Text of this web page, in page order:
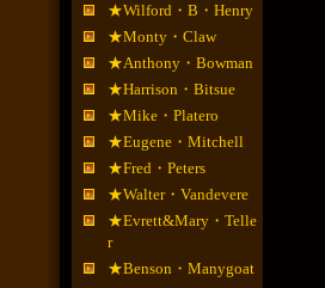
★Wilford・B・Henry
★Monty・Claw
★Anthony・Bowman
★Harrison・Bitsue
★Mike・Platero
★Eugene・Mitchell
★Fred・Peters
★Walter・Vandevere
★Evrett&Mary・Telle
r
★Benson・Manygoat